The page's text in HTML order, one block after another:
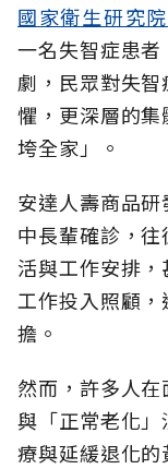
國家衛生研究院
一名失智症患
劇，民眾對失
懼，更深層的
垮全家」。
安達人壽商品
中長輩確診，
活與工作安排
工作投入照顧
擔。
然而，許多人在
與「正常老化
療與延緩退化